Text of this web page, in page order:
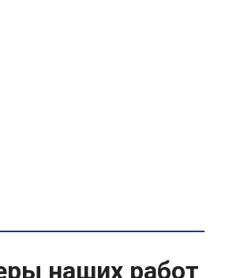
наших работ